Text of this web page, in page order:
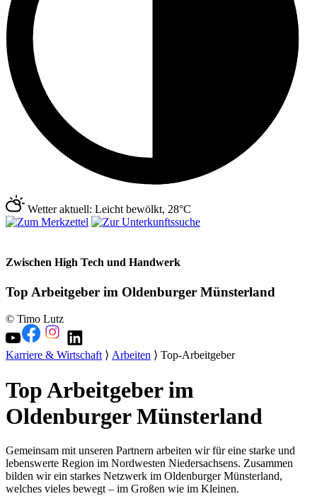
Wetter aktuell: Leicht bewölkt, 28°C
Zwischen High Tech und Handwerk
Top Arbeitgeber im Oldenburger Münsterland
© Timo Lutz
Karriere & Wirtschaft⟩ Arbeiten ⟩ Top-Arbeitgeber
Top Arbeitgeber im
Oldenburger Münsterland
Gemeinsam mit unseren Partnern arbeiten wir für eine starke und
lebenswerte Region im Nordwesten Niedersachsens. Zusammen
bilden wir ein starkes Netzwerk im Oldenburger Münsterland,
welches vieles bewegt – im Großen wie im Kleinen.